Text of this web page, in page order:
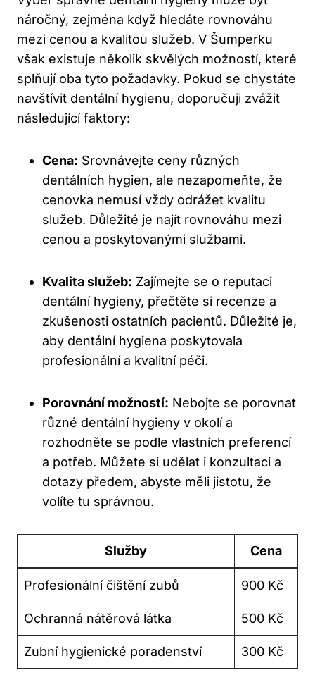
náročný, zejména když hledáte rovnováhu
mezi cenou a kvalitou služeb. V Šumperku
však existuje několik skvělých možností, které
splňují oba tyto požadavky. Pokud se chystáte
navštívit dentální hygienu, doporučuji zvážit
následující faktory:
Cena: Srovnávejte ceny různých
dentálních hygien, ale nezapomeňte, že
cenovka nemusí vždy odrážet kvalitu
služeb. Důležité je najít rovnováhu mezi
cenou a poskytovanými službami.
Kvalita služeb: Zajímejte se o reputaci
dentální hygieny, přečtěte si recenze a
zkušenosti ostatních pacientů. Důležité je,
aby dentální hygiena poskytovala
profesionální a kvalitní péči.
Porovnání možností: Nebojte se porovnat
různé dentální hygieny v okolí a
rozhodněte se podle vlastních preferencí
a potřeb. Můžete si udělat i konzultaci a
dotazy předem, abyste měli jistotu, že
volíte tu správnou.
Služby Cena
Profesionální čištění zubů 900 Kč
Ochranná nátěrová látka 500 Kč
Zubní hygienické poradenství 300 Kč